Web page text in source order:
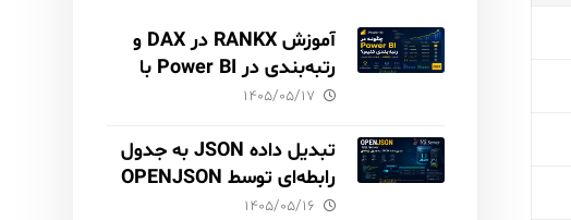
آموزش RANKX در DAX و
رتبه‌بندی در Power BI با
مثال فروش
۱۴۰۵/۰۵/۱۷
تبدیل داده JSON به جدول
رابطه‌ای توسط OPENJSON
در SQL Server۱۴۰۵/۰۵/۱۶